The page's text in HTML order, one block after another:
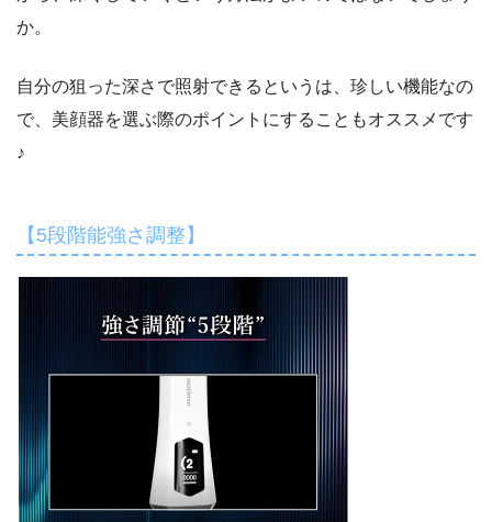
か。
自分の狙った深さで照射できるというは、珍しい機能なの
で、美顔器を選ぶ際のポイントにすることもオススメです
♪
【5段階能強さ調整】